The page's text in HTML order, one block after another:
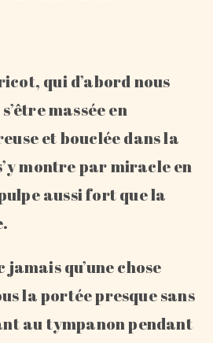
qui d’abord nous
massée en
et bouclée dans la
montre par miracle en
aussi fort que la
jamais qu’une chose
la portée presque sans
au tympanon pendant